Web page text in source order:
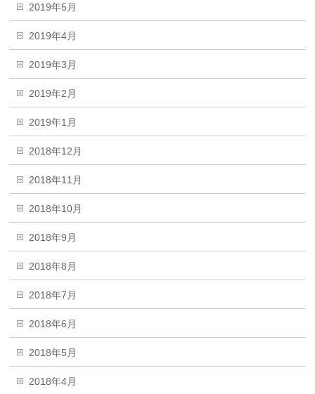
2019年5月
2019年4月
2019年3月
2019年2月
2019年1月
2018年12月
2018年11月
2018年10月
2018年9月
2018年8月
2018年7月
2018年6月
2018年5月
2018年4月